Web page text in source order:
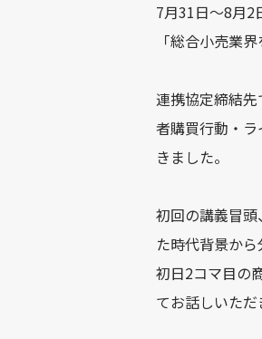
7月31日～8月2
「総合小売業
連携協定締結
者購買行動・
きました。
初回の講義冒
た時代背景か
初日2コマ目の
てお話しいた